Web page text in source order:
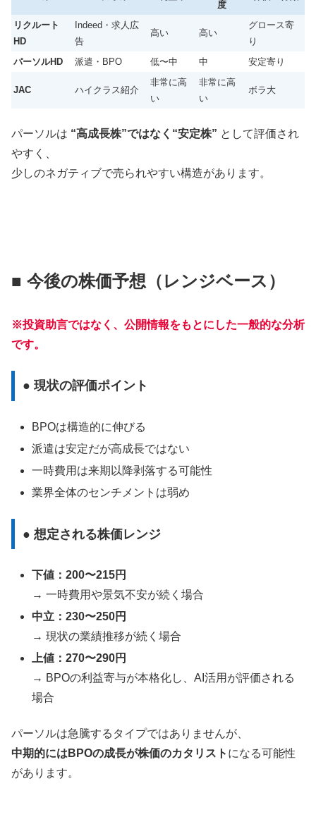
度
リクルート
HD
Indeed・求人広
告
高い 高い
グロース寄
り
パーソルHD
派遣・BPO 低〜中 中 安定寄り
JAC ハイクラス紹介
非常に高
い
非常に高
い
ボラ大
パーソルは “高成長株”ではなく“安定株” として評価され
やすく、
少しのネガティブで売られやすい構造があります。
■ 今後の株価予想（レンジベース）
※投資助言ではなく、公開情報をもとにした一般的な分析
です。
● 現状の評価ポイント
BPOは構造的に伸びる
派遣は安定だが高成長ではない
一時費用は来期以降剥落する可能性
業界全体のセンチメントは弱め
● 想定される株価レンジ
下値：200〜215円
→ 一時費用や景気不安が続く場合
中立：230〜250円
→ 現状の業績推移が続く場合
上値：270〜290円
→ BPOの利益寄与が本格化し、AI活用が評価される
場合
パーソルは急騰するタイプではありませんが、
中期的にはBPOの成長が株価のカタリスト になる可能性
があります。